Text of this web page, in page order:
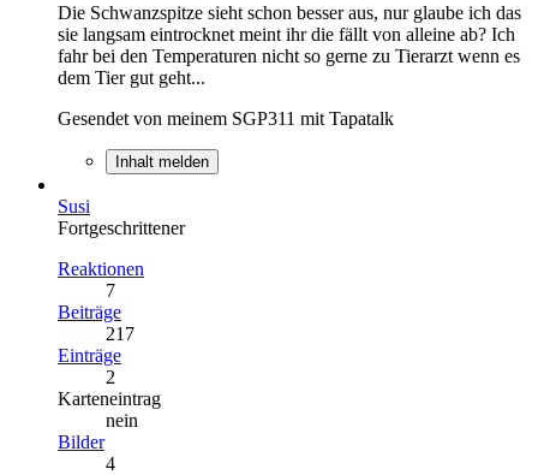
Die Schwanzspitze sieht schon besser aus, nur glaube ich das
sie langsam eintrocknet meint ihr die fällt von alleine ab? Ich
fahr bei den Temperaturen nicht so gerne zu Tierarzt wenn es
dem Tier gut geht...
Gesendet von meinem SGP311 mit Tapatalk
Inhalt melden
Susi
Fortgeschrittener
Reaktionen
7
Beiträge
217
Einträge
2
Karteneintrag
nein
Bilder
4